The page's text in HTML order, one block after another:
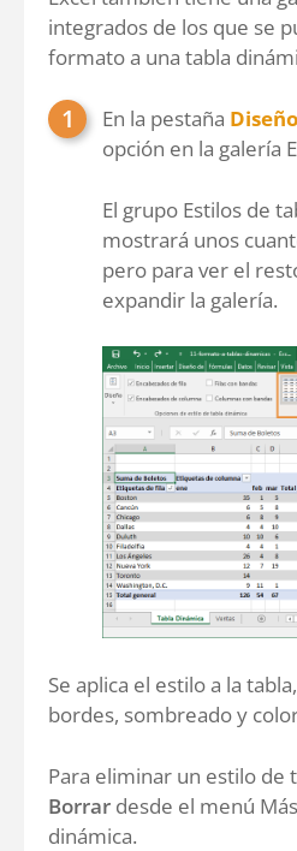
integrados de los que se
formato a una tabla
En la pestaña Diseño
opción en la galería
El grupo Estilos de
mostrará unos
pero para ver el
expandir la galería.
Se aplica el estilo a la
bordes, sombreado y
Para eliminar un estilo de
Borrar desde el menú
dinámica.